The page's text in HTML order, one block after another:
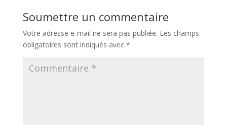
Soumettre un commentaire
Votre adresse e-mail ne sera pas publiée. Les champs
obligatoires sont indiqués avec *